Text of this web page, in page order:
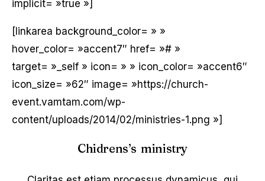
implicit= »true »]
[linkarea background_color= » »
hover_color= »accent7″ href= »# »
target= »_self » icon= » » icon_color= »accent6″
icon_size= »62″ image= »https://church-
event.vamtam.com/wp-
content/uploads/2014/02/ministries-1.png »]
Chidrens’s ministry